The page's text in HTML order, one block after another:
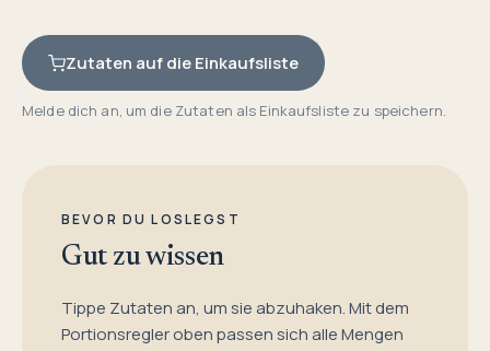
Zutaten auf die Einkaufsliste
Melde dich an, um die Zutaten als Einkaufsliste zu speichern.
BEVOR DU LOSLEGST
Gut zu wissen
Tippe Zutaten an, um sie abzuhaken. Mit dem
Portionsregler oben passen sich alle Mengen